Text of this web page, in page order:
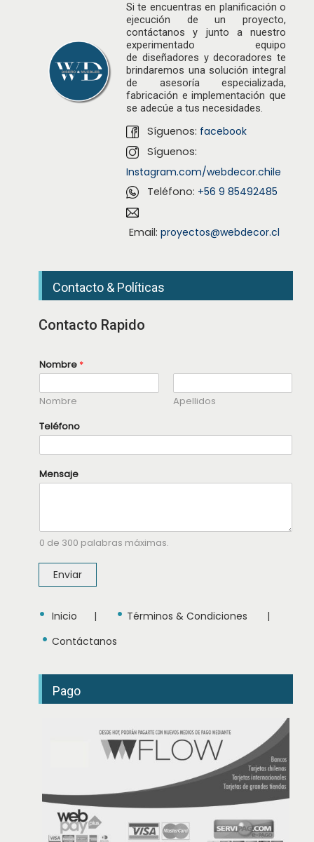
Si te encuentras en planificación o
ejecución de un proyecto,
contáctanos y junto a nuestro
experimentado equipo
de diseñadores y decoradores te
brindaremos una solución integral
de asesoría especializada,
fabricación e implementación que
se adecúe a tus necesidades.
Síguenos: facebook
Síguenos:
Instagram.com/webdecor.chile
Teléfono: +56 9 85492485
Email: proyectos@webdecor.cl
Contacto & Políticas
Contacto Rapido
Nombre *
Nombre
Apellidos
Teléfono
*
N
e
M
a
e
Mensaje
0 de 300 palabras máximas.
Enviar
• Inicio | • Términos & Condiciones |
• Contáctanos
Pago